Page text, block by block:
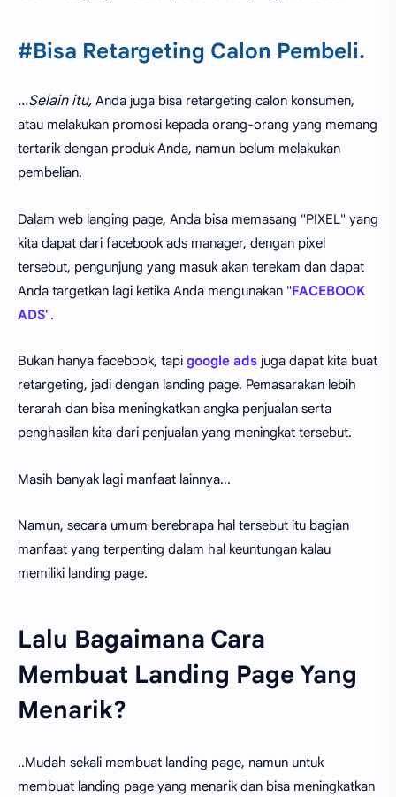
#Bisa Retargeting Calon Pembeli.
...Selain itu, Anda juga bisa retargeting calon konsumen,
atau melakukan promosi kepada orang-orang yang memang
tertarik dengan produk Anda, namun belum melakukan
pembelian.
Dalam web langing page, Anda bisa memasang "PIXEL" yang
kita dapat dari facebook ads manager, dengan pixel
tersebut, pengunjung yang masuk akan terekam dan dapat
Anda targetkan lagi ketika Anda mengunakan "FACEBOOK
ADS".
Bukan hanya facebook, tapi google ads juga dapat kita buat
retargeting, jadi dengan landing page. Pemasarakan lebih
terarah dan bisa meningkatkan angka penjualan serta
penghasilan kita dari penjualan yang meningkat tersebut.
Masih banyak lagi manfaat lainnya...
Namun, secara umum berebrapa hal tersebut itu bagian
manfaat yang terpenting dalam hal keuntungan kalau
memiliki landing page.
Lalu Bagaimana Cara
Membuat Landing Page Yang
Menarik?
..Mudah sekali membuat landing page, namun untuk
membuat landing page yang menarik dan bisa meningkatkan